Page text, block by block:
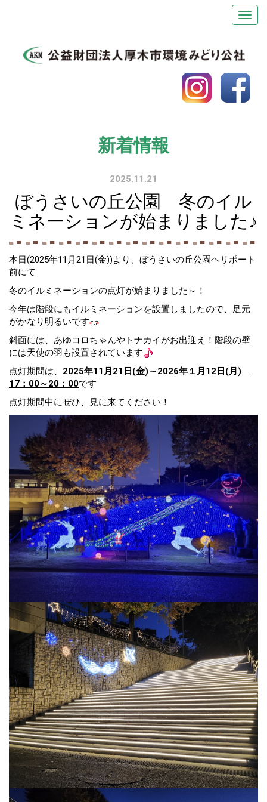
新着情報
2025.11.21
ぼうさいの丘公園 冬のイル
ミネーションが始まりました♪
本日(2025年11月21日(金))より、ぼうさいの丘公園ヘリポート
前にて
冬のイルミネーションの点灯が始まりました～！
今年は階段にもイルミネーションを設置しましたので、足元
がかなり明るいです
斜面には、あゆコロちゃんやトナカイがお出迎え！階段の壁
には天使の羽も設置されています
点灯期間は、 2025年11月21日(金)～2026年１月12日(月)
17：00～20：00です
点灯期間中にぜひ、見に来てください！